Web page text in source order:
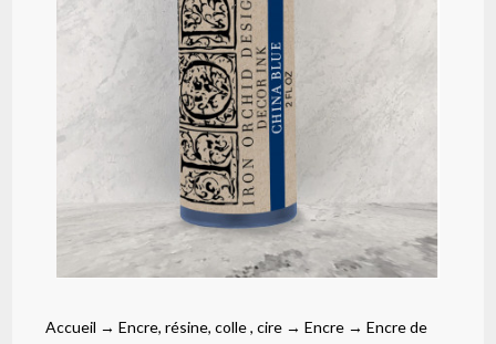
Accueil →Encre, résine, colle , cire →Encre → Encre de